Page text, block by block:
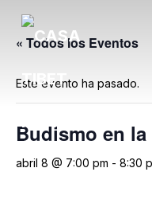
« Todos los Eventos
Este evento ha pasado.
Budismo en
abril 8 @ 7:00 pm - 8:30